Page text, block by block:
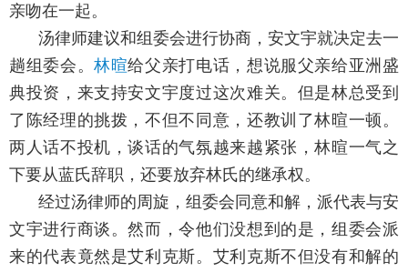
亲吻在一起。
汤律师建议和组委会进行协商，安文宇就决定去一
趟组委会。林暄给父亲打电话，想说服父亲给亚洲盛
典投资，来支持安文宇度过这次难关。但是林总受到
了陈经理的挑拨，不但不同意，还教训了林暄一顿。
两人话不投机，谈话的气氛越来越紧张，林暄一气之
下要从蓝氏辞职，还要放弃林氏的继承权。
经过汤律师的周旋，组委会同意和解，派代表与安
文宇进行商谈。然而，令他们没想到的是，组委会派
来的代表竟然是艾利克斯。艾利克斯不但没有和解的